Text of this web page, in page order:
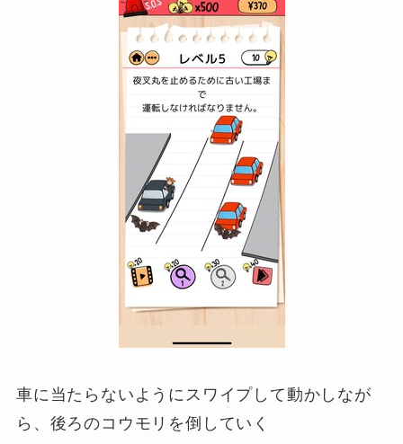
車に当たらないようにスワイプして動かしなが
ら、後ろのコウモリを倒していく